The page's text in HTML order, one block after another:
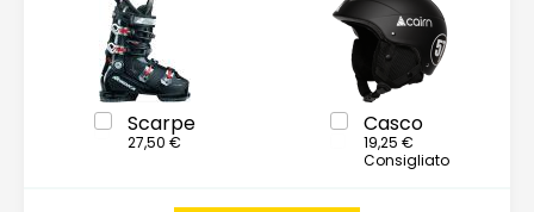
Scarpe
27,50 €
Casco
19,25 €
Consigliato